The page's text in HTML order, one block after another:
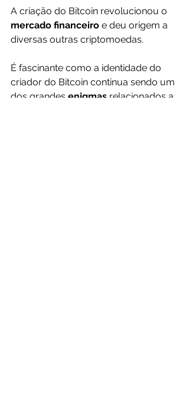
A criação do Bitcoin revolucionou o
mercado financeiro e deu origem a
diversas outras criptomoedas.
É fascinante como a identidade do
criador do Bitcoin continua sendo um
dos grandes enigmas relacionados a